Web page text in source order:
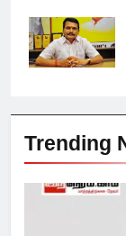
Trending